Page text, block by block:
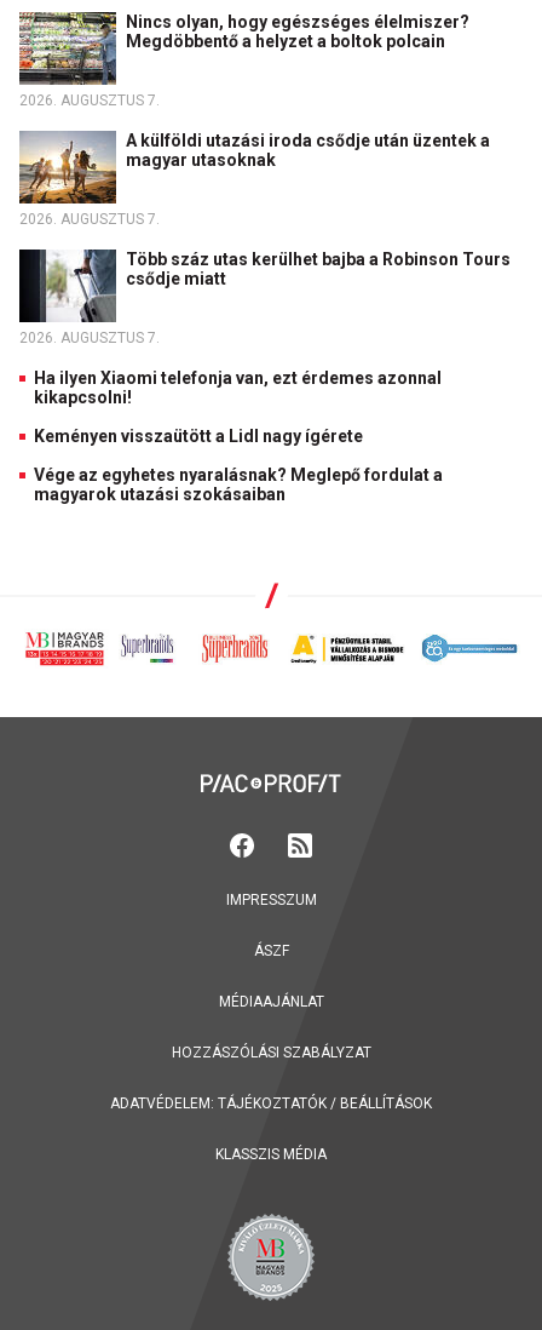
Nincs olyan, hogy egészséges élelmiszer?
Megdöbbentő a helyzet a boltok polcain
2026. AUGUSZTUS 7.
A külföldi utazási iroda csődje után üzentek a
magyar utasoknak
2026. AUGUSZTUS 7.
Több száz utas kerülhet bajba a Robinson Tours
csődje miatt
2026. AUGUSZTUS 7.
Ha ilyen Xiaomi telefonja van, ezt érdemes azonnal
kikapcsolni!
Keményen visszaütött a Lidl nagy ígérete
Vége az egyhetes nyaralásnak? Meglepő fordulat a
magyarok utazási szokásaiban
IMPRESSZUM
ÁSZF
MÉDIAAJÁNLAT
HOZZÁSZÓLÁSI SZABÁLYZAT
ADATVÉDELEM: TÁJÉKOZTATÓK / BEÁLLÍTÁSOK
KLASSZIS MÉDIA